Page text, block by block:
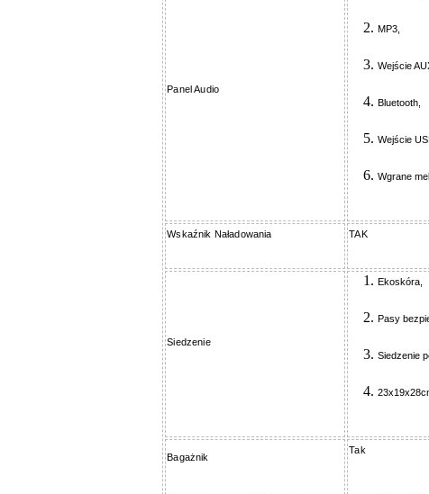
Panel Audio
MP3,
Wejście
Bluetooth,
Wejście
Wgrane
Wskaźnik Naładowania TAK
Siedzenie
Ekoskóra,
Pasy
Siedzenie
Bagażnik
Tak